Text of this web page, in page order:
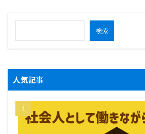
検索
人気記事